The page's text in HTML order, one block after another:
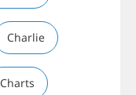
Charlie
Charts